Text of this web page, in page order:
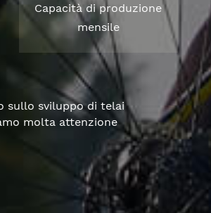
Capacità di produzione
mensile
sullo sviluppo di telai
molta attenzione